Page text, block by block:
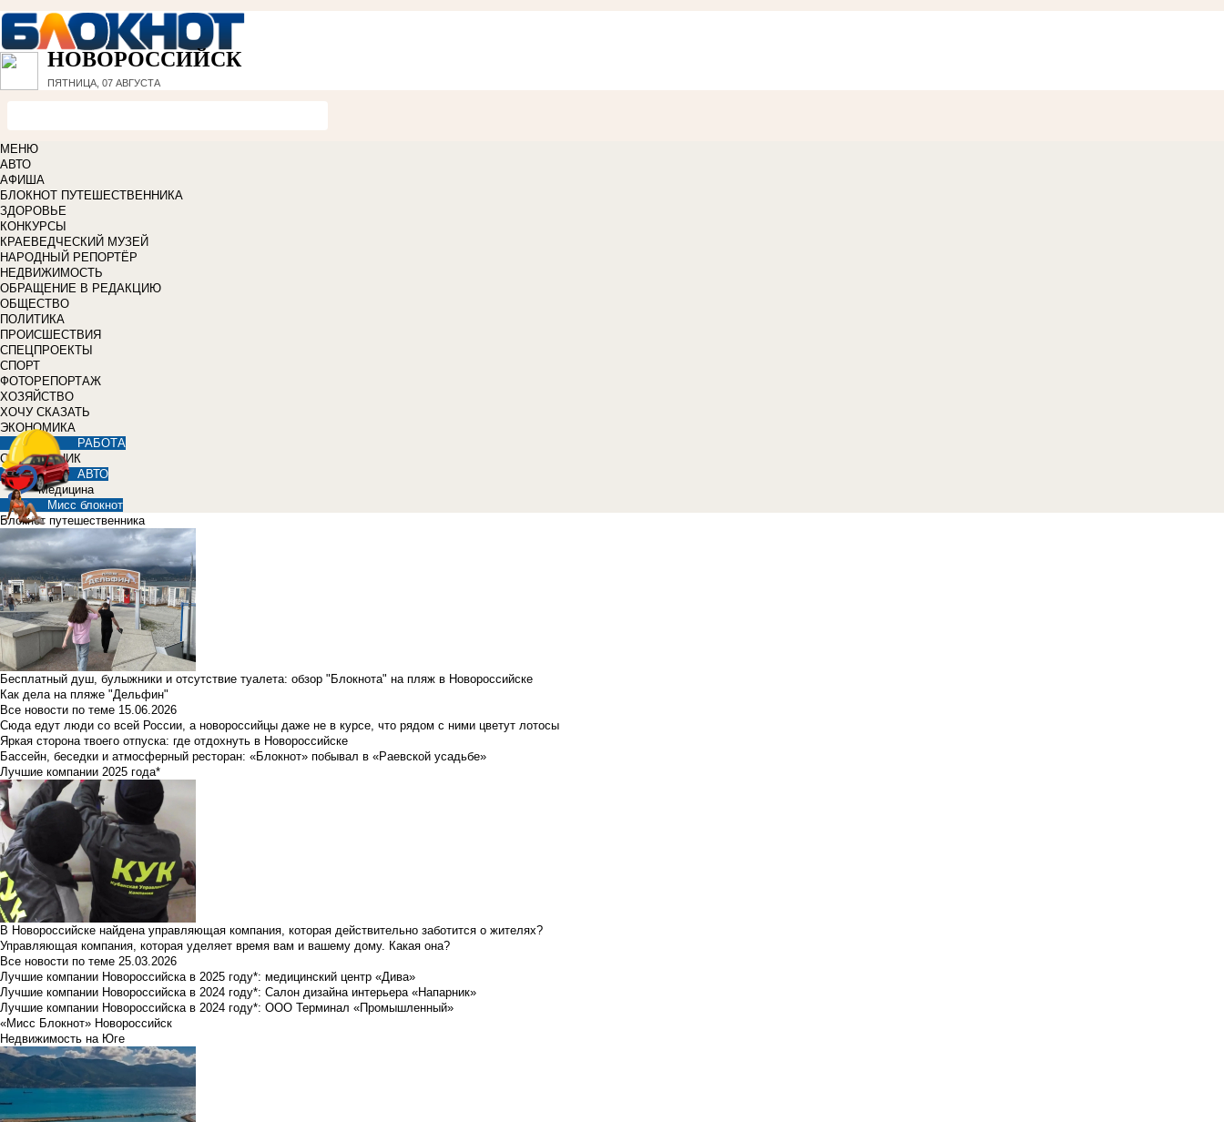
НОВОРОССИЙСК
ПЯТНИЦА, 07 АВГУСТА
МЕНЮ
АВТО
АФИША
БЛОКНОТ ПУТЕШЕСТВЕННИКА
ЗДОРОВЬЕ
КОНКУРСЫ
КРАЕВЕДЧЕСКИЙ МУЗЕЙ
НАРОДНЫЙ РЕПОРТЁР
НЕДВИЖИМОСТЬ
ОБРАЩЕНИЕ В РЕДАКЦИЮ
ОБЩЕСТВО
ПОЛИТИКА
ПРОИСШЕСТВИЯ
СПЕЦПРОЕКТЫ
СПОРТ
ФОТОРЕПОРТАЖ
ХОЗЯЙСТВО
ХОЧУ СКАЗАТЬ
ЭКОНОМИКА
РАБОТА
СПРАВОЧНИК
АВТО
Медицина
Мисс блокнот
Блокнот путешественника
Бесплатный душ, булыжники и отсутствие туалета: обзор "Блокнота" на пляж в Новороссийске
Как дела на пляже "Дельфин"
Все новости по теме 15.06.2026
Сюда едут люди со всей России, а новороссийцы даже не в курсе, что рядом с ними цветут лотосы
Яркая сторона твоего отпуска: где отдохнуть в Новороссийске
Бассейн, беседки и атмосферный ресторан: «Блокнот» побывал в «Раевской усадьбе»
Лучшие компании 2025 года*
В Новороссийске найдена управляющая компания, которая действительно заботится о жителях?
Управляющая компания, которая уделяет время вам и вашему дому. Какая она?
Все новости по теме 25.03.2026
Лучшие компании Новороссийска в 2025 году*: медицинский центр «Дива»
Лучшие компании Новороссийска в 2024 году*: Салон дизайна интерьера «Напарник»
Лучшие компании Новороссийска в 2024 году*: ООО Терминал «Промышленный»
«Мисс Блокнот» Новороссийск
Недвижимость на Юге